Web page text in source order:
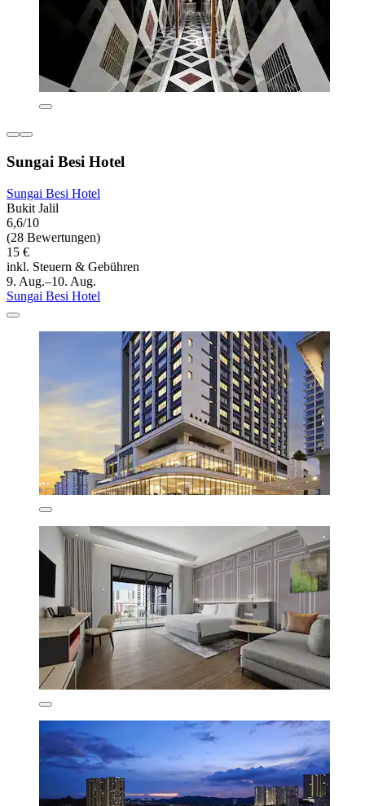
Sungai Besi Hotel
Sungai Besi Hotel
Bukit Jalil
6,6/10
(28 Bewertungen)
15 €
inkl. Steuern & Gebühren
9. Aug.–10. Aug.
Sungai Besi Hotel